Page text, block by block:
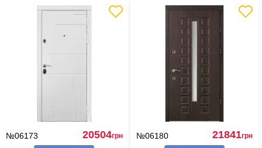
№06173 20504грн №06180 21841грн